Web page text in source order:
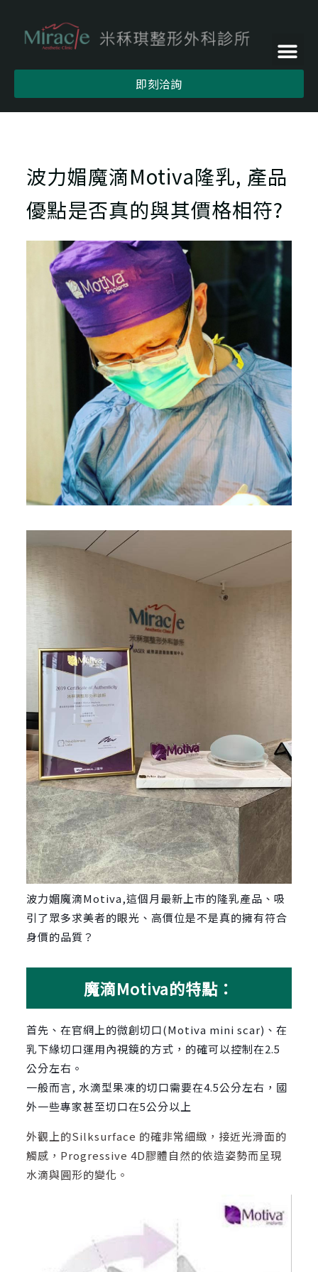
即刻洽詢
波力媚魔滴Motiva隆乳, 產品
優點是否真的與其價格相符?
波力媚魔滴Motiva,這個月最新上市的隆乳產品、吸
引了眾多求美者的眼光、高價位是不是真的擁有符合
身價的品質？
魔滴Motiva的特點：
首先、在官網上的微創切口(Motiva mini scar)、在
乳下緣切口運用內視鏡的方式 ， 的確可以控制在2.5
公分左右。
一般而言, 水滴型果凍的切口需要在4.5公分左右 ，國
外一些專家甚至切口在5公分以上
外觀上的Silksurface 的確非常細緻，接近光滑面的
觸感，Progressive 4D膠體自然的依造姿勢而呈現
水滴與圓形的變化。